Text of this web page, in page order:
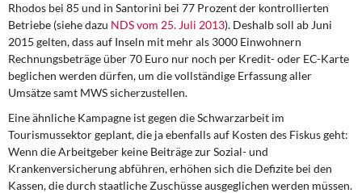
Rhodos bei 85 und in Santorini bei 77 Prozent der kontrollierten
Betriebe (siehe dazu NDS vom 25. Juli 2013). Deshalb soll ab Juni
2015 gelten, dass auf Inseln mit mehr als 3000 Einwohnern
Rechnungsbeträge über 70 Euro nur noch per Kredit- oder EC-Karte
beglichen werden dürfen, um die vollständige Erfassung aller
Umsätze samt MWS sicherzustellen.
Eine ähnliche Kampagne ist gegen die Schwarzarbeit im
Tourismussektor geplant, die ja ebenfalls auf Kosten des Fiskus geht:
Wenn die Arbeitgeber keine Beiträge zur Sozial- und
Krankenversicherung abführen, erhöhen sich die Defizite bei den
Kassen, die durch staatliche Zuschüsse ausgeglichen werden müssen.